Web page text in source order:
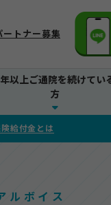
トナー募集
以上ご通院を続けてい
方
給付金とは
ルボイス